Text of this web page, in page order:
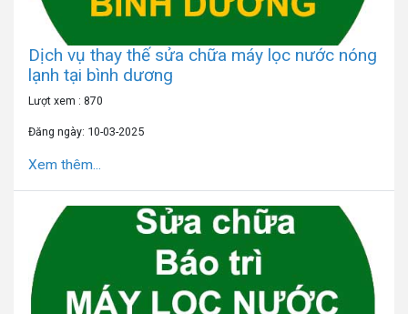
Dịch vụ thay thế sửa chữa máy lọc nước nóng
lạnh tại bình dương
Lượt xem : 870
Đăng ngày: 10-03-2025
Xem thêm...